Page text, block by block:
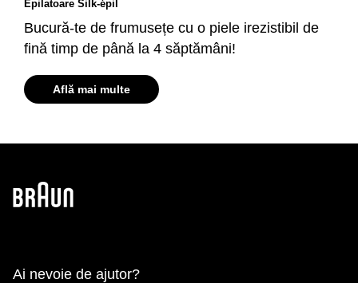
Epilatoare Silk-épil
Bucură-te de frumusețe cu o piele irezistibil de
fină timp de până la 4 săptămâni!
Află mai multe
Ai nevoie de ajutor?